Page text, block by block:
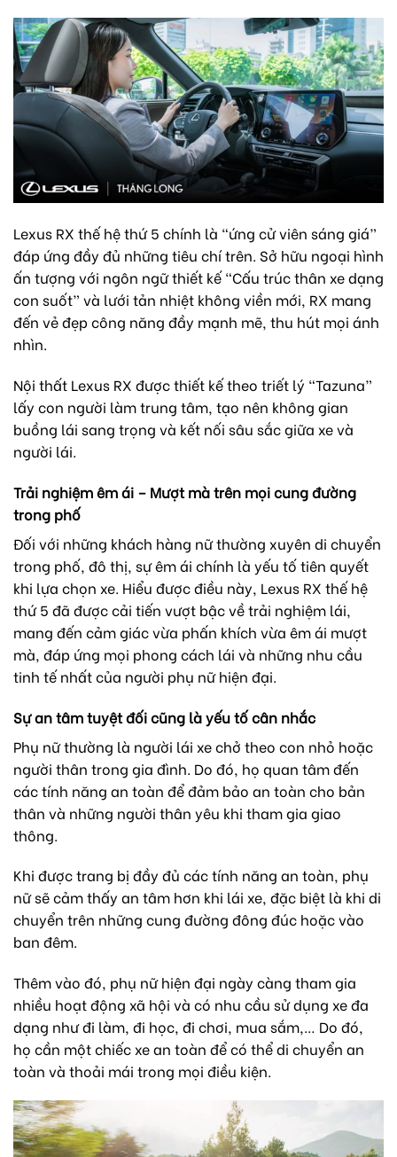
Lexus RX thế hệ thứ 5 chính là “ứng cử viên sáng giá”
đáp ứng đầy đủ những tiêu chí trên. Sở hữu ngoại hình
ấn tượng với ngôn ngữ thiết kế “Cấu trúc thân xe dạng
con suốt” và lưới tản nhiệt không viền mới, RX mang
đến vẻ đẹp công năng đầy mạnh mẽ, thu hút mọi ánh
nhìn.
Nội thất Lexus RX được thiết kế theo triết lý “Tazuna”
lấy con người làm trung tâm, tạo nên không gian
buồng lái sang trọng và kết nối sâu sắc giữa xe và
người lái.
Trải nghiệm êm ái – Mượt mà trên mọi cung đường
trong phố
Đối với những khách hàng nữ thường xuyên di chuyển
trong phố, đô thị, sự êm ái chính là yếu tố tiên quyết
khi lựa chọn xe. Hiểu được điều này, Lexus RX thế hệ
thứ 5 đã được cải tiến vượt bậc về trải nghiệm lái,
mang đến cảm giác vừa phấn khích vừa êm ái mượt
mà, đáp ứng mọi phong cách lái và những nhu cầu
tinh tế nhất của người phụ nữ hiện đại.
Sự an tâm tuyệt đối cũng là yếu tố cân nhắc
Phụ nữ thường là người lái xe chở theo con nhỏ hoặc
người thân trong gia đình. Do đó, họ quan tâm đến
các tính năng an toàn để đảm bảo an toàn cho bản
thân và những người thân yêu khi tham gia giao
thông.
Khi được trang bị đầy đủ các tính năng an toàn, phụ
nữ sẽ cảm thấy an tâm hơn khi lái xe, đặc biệt là khi di
chuyển trên những cung đường đông đúc hoặc vào
ban đêm.
Thêm vào đó, phụ nữ hiện đại ngày càng tham gia
nhiều hoạt động xã hội và có nhu cầu sử dụng xe đa
dạng như đi làm, đi học, đi chơi, mua sắm,… Do đó,
họ cần một chiếc xe an toàn để có thể di chuyển an
toàn và thoải mái trong mọi điều kiện.